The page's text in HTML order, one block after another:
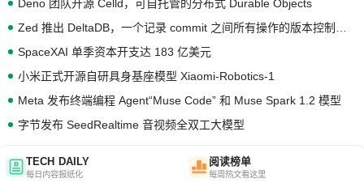
Deno 团队开源 Celld，可自托管的分布式 Durable Objects
SpaceXAI 单季资本开支达 183 亿美元
小米正式开源自研具身基座模型 Xiaomi-Robotics-1
Meta 发布终端编程 Agent“Muse Code” 和 Muse Spark 1.2 模型
字节发布 SeedRealtime 音视频全双工大模型
TECH DAILY
每日内容报纸化
阅读榜单
每周热文看这里